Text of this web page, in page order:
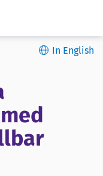
In English